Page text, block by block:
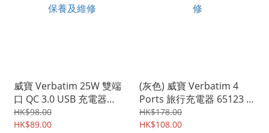
威寶 Verbatim 25W 雙端
口 QC 3.0 USB 充電器
66569 | 香港行貨提供一年
保養及維修
HK$98.00
HK$89.00
(灰色) 威寶 Verbatim 4
Ports 旅行充電器 65123 |
香港行貨提供一年保養及維
修
HK$178.00
HK$108.00